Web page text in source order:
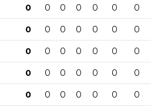
0 0 0 0 0 0 0
0 0 0 0 0 0 0
0 0 0 0 0 0 0
0 0 0 0 0 0 0
0 0 0 0 0 0 0